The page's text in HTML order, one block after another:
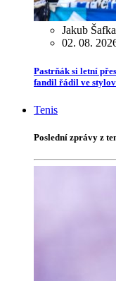
Jakub Šafka
02. 08.
Pastrňák si letní
fandil řádil ve
Tenis
Poslední zprávy z